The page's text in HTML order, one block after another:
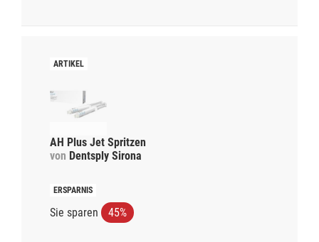
AH Plus Jet Spritzen
von Dentsply Sirona
Sie sparen 45%